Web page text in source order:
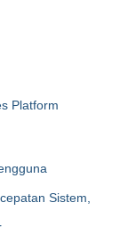
Platform
Sistem,